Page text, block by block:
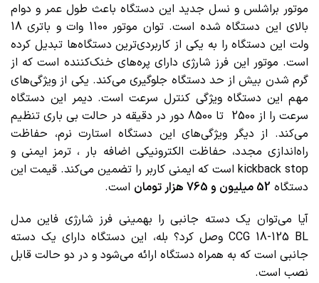
موتور براشلس و نسل جدید این دستگاه باعث طول عمر و دوام
بالای این دستگاه شده است. توان موتور 1100 وات و باتری 18
ولت این دستگاه را به یکی از کاربردی‌ترین دستگاه‌ها تبدیل کرده
است. موتور این فرز شارژی دارای پره‌های خنک‌کننده است که از
گرم شدن بیش از حد دستگاه جلوگیری می‌کند. یکی از ویژگی‌های
مهم این دستگاه ویژگی کنترل سرعت است. دیمر این دستگاه
سرعت را از 2500 تا 8500 دور در دقیقه در حالت بی باری تنظیم
می‌کند. از دیگر ویژگی‌های این دستگاه استارت نرم، حفاظت
راه‌اندازی مجدد، حفاظت الکترونیکی اضافه بار ، ترمز ایمنی و
kickback stop است که ایمنی کاربر را تضمین می‌کند. قیمت این
دستگاه 52 میلیون و 765 هزار تومان
است.
آیا می‌توان یک دسته جانبی را بهمینی فرز شارژی فاین مدل
CCG 18-125 BL وصل کرد؟ بله، این دستگاه دارای یک دسته
جانبی است که به همراه دستگاه ارائه می‌شود و در دو حالت قابل
نصب است.